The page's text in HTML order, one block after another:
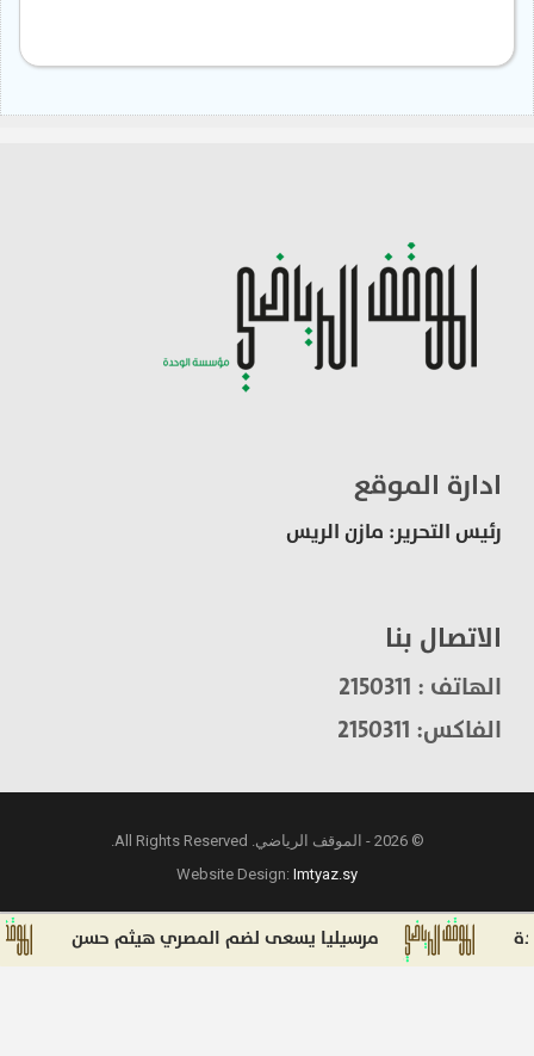
ادارة الموقع
رئيس التحرير: مازن الريس
الاتصال بنا
الهاتف : 2150311
الفاكس: 2150311
© 2026 - الموقف الرياضي. All Rights Reserved.
Website Design:Imtyaz.sy
مرسيليا يسعى لضم المصري هيثم حسن